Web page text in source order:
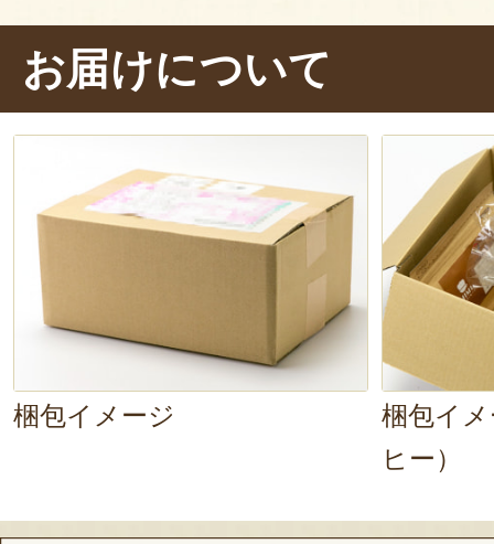
セットのコーヒーを淹れていただ
クリームチーズをのせて、ぱくり
ちじくの甘酸っぱさと、クリーム
妙！くるみの香ばしさと食感
がア
美味しいです。さらに、
深煎りの
きゅっと口の中を引き締めてくれ
お届けについて
梱包イメージ
梱包イ
ヒー）